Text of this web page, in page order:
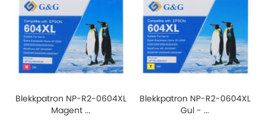
Blekkpatron NP-R2-0604XL
Magent ...
Blekkpatron NP-R2-0604XL
Gul - ...